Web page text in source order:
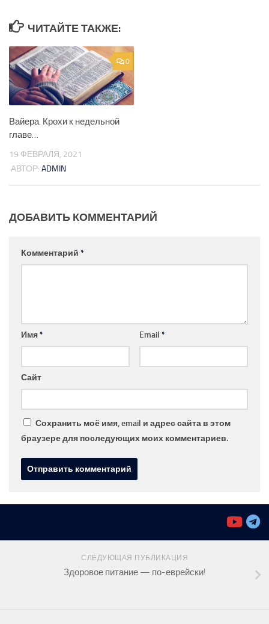
ЧИТАЙТЕ ТАКЖЕ:
0
Вайера. Крохи к недельной
главе…
19 ФЕВРАЛЯ, 2021
АВТОР: ADMIN
ДОБАВИТЬ КОММЕНТАРИЙ
Комментарий *
Имя* Email *
Сайт
Сохранить моё имя, email и адрес сайта в этом
браузере для последующих моих комментариев.
СЛЕДУЮЩАЯ ПУБЛИКАЦИЯ
Здоровое питание — по-еврейски!